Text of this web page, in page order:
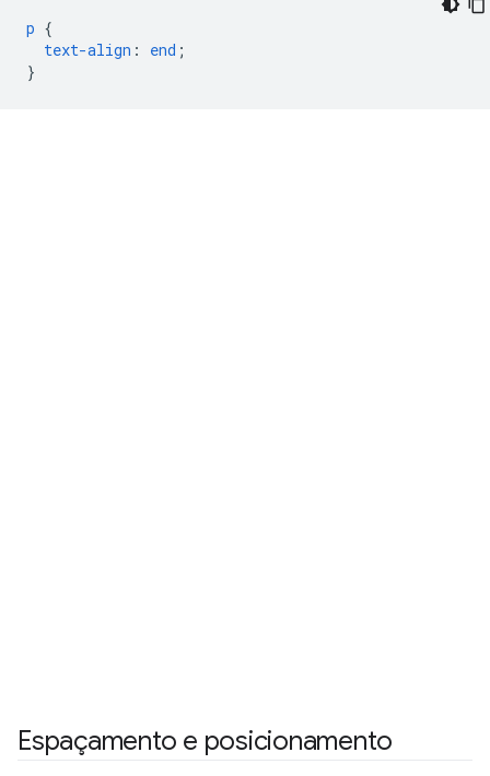
p {
text-align : end ;
}
Espaçamento e posicionamento